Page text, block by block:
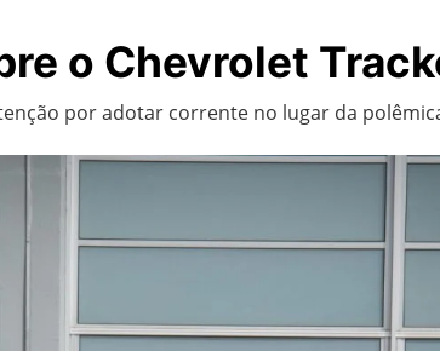
o Chevrolet
por adotar corrente no lugar da